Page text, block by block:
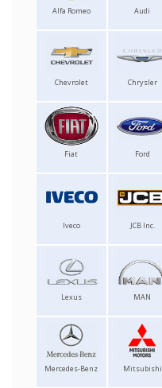
Alfa Romeo Audi
Chevrolet Chrysler
Fiat Ford
Iveco JCB Inc.
Lexus MAN
Mercedes-Benz Mitsubishi